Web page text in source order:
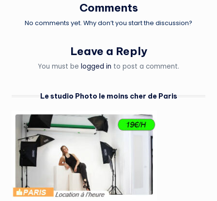
Comments
No comments yet. Why don’t you start the discussion?
Leave a Reply
You must be logged in to post a comment.
Le studio Photo le moins cher de Paris